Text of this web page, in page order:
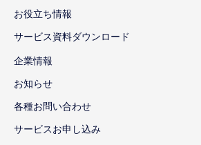
お役立ち情報
サービス資料ダウンロード
企業情報
お知らせ
各種お問い合わせ
サービスお申し込み